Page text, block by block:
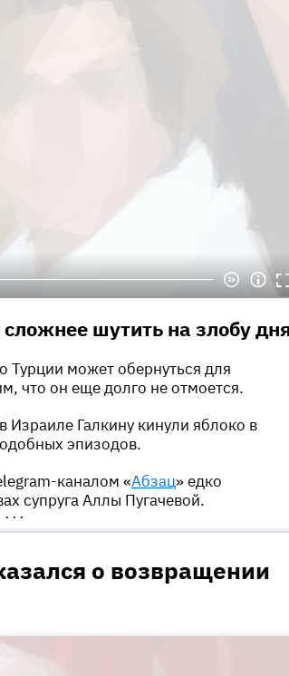
шутить на злобу
Турции может обернуться для
что он еще долго не отмоется.
Израиле Галкину кинули яблоко в
эпизодов.
каналом «Абзац» едко
супруга Аллы Пугачевой.
•••
о возвращении